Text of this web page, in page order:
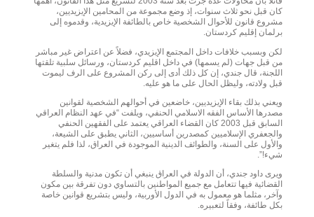
كان قبل نحو ثلاث سنوات، إذ وضع مجموعة من المحامين الإيزيديين،
مشروع قانون للأحوال الشخصية خاص بالطائفة الإيزيدية، وقدموه إلى
برلمان إقليم كردستان.
لكن وبسبب خلافات داخل المجتمع الإيزيدي، فضلاً عن اعتراض غير مباشر
من قبل جهات (لم يسمها) في داخل اقليم كردستان، ورسائل سلبية تلقتها
اللجنة، قال جندي، إن كل ذلك أدى إلى ركن المشروع على الرف ليموت
قبل ولادته، وليظل الحال على ما هو عليه.
ويعني بذلك بقاء الإيزيديين، خاضعين في أحوالهم الشخصية لقوانين
مصدرها الأساس الفقه الاسلامي الحنفي، ويلفت “في عهد النظام العراقي
السابق قبل 2003 كان القضاء العراقي يعتمد على الفقهين الحنفي
والجعفري الإسلاميين كمصدرين أساسيين، الثاني يطبق على الشيعة،
والأول على السنة، والطوائف الدينية الموجودة في العراق، لذا فلم يتغير
شيء!”.
ويرى داود جندي، أن الدولة في العراق ينبغي أن تكون مدنية والسلطة
القضائية فيها تتعامل مع جميع المواطنين بالتساوي دون تفرقة بين مكون
وآخر، مثلما هو معمول به في الدول الأوربية، وليس بتشريع قوانين خاصة
بكل طائفة، وفقاً لتعبيره.